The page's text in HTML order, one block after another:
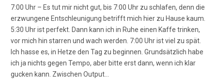
7:00 Uhr – Es tut mir nicht gut, bis 7:00 Uhr zu schlafen, denn die
erzwungene Entschleunigung betrifft mich hier zu Hause kaum.
5:30 Uhr ist perfekt. Dann kann ich in Ruhe einen Kaffe trinken,
vor mich hin starren und wach werden. 7:00 Uhr ist viel zu spät.
Ich hasse es, in Hetze den Tag zu beginnen. Grundsätzlich habe
ich ja nichts gegen Tempo, aber bitte erst dann, wenn ich klar
gucken kann. Zwischen Output…